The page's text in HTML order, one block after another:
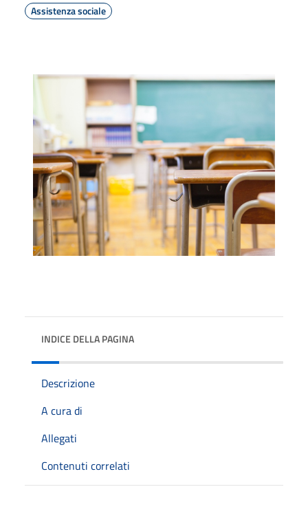
Assistenza sociale
INDICE DELLA PAGINA
Descrizione
A cura di
Allegati
Contenuti correlati